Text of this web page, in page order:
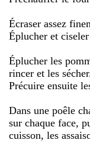
Écraser assez
Éplucher et
Éplucher les
rincer et les
Précuire ensuite
Dans une poêle
sur chaque face,
cuisson, les